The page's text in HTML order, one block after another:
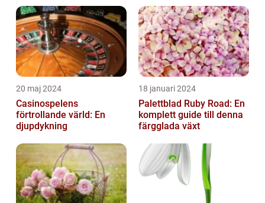
20 maj 2024
Casinospelens
förtrollande värld: En
djupdykning
18 januari 2024
Palettblad Ruby Road: En
komplett guide till denna
färgglada växt